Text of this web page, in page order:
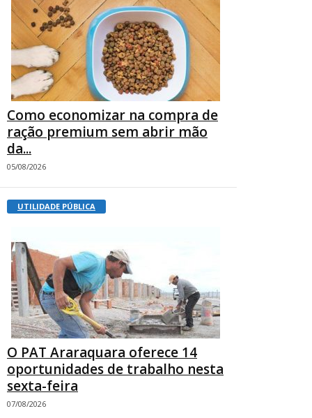
Como economizar na compra de
ração premium sem abrir mão
da...
05/08/2026
UTILIDADE PÚBLICA
O PAT Araraquara oferece 14
oportunidades de trabalho nesta
sexta-feira
07/08/2026